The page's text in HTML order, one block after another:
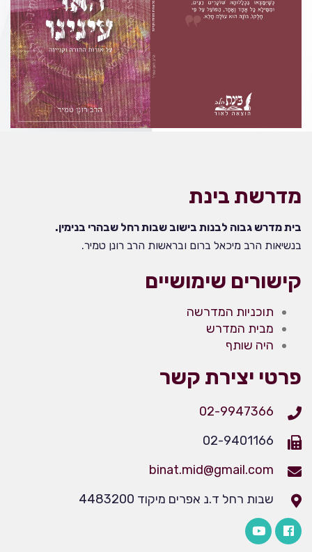
מדרשת בינת
בית מדרש גבוה לבנות בישוב שבות רחל שבהרי בנימין.
בנשיאות הרב מיכאל ברום ובראשות הרב רונן טמיר.
קישורים שימושיים
תוכניות המדרשה
מבית המדרש
היה שותף
פרטי יצירת קשר
02-9947366
02-9401166
binat.mid@gmail.com
שבות רחל ד.נ אפרים מיקוד 4483200